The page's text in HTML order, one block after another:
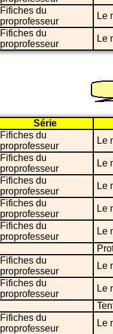
Fifiches du
proprofesseur
Le
Fifiches du
proprofesseur
Le
Série
Fifiches du
proprofesseur
Le
Fifiches du
proprofesseur
Le
Fifiches du
proprofesseur
Le
Fifiches du
proprofesseur
Le
Fifiches du
proprofesseur
Le
Fifiches du
proprofesseur
Le
Fifiches du
proprofesseur
Le
Fifiches du
proprofesseur
Le